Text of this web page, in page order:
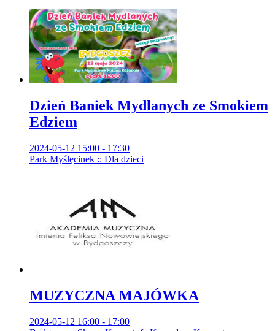
Dzień Baniek Mydlanych ze Smokiem
Edziem
2024-05-12 15:00 - 17:30
Park Myślęcinek :: Dla dzieci
MUZYCZNA MAJÓWKA
2024-05-12 16:00 - 17:00